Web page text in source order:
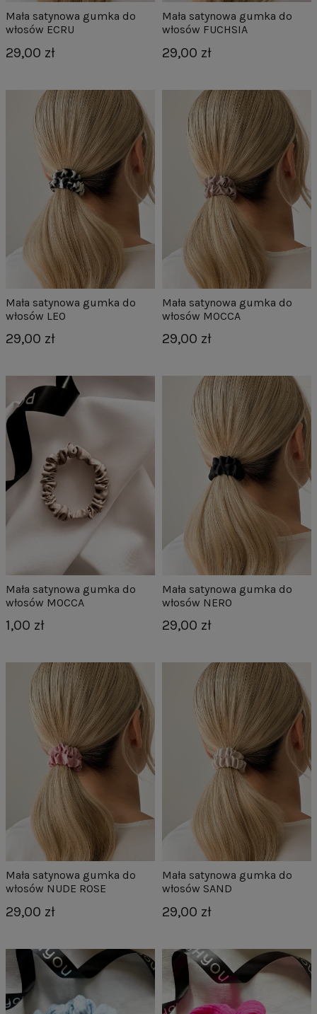
Mała satynowa gumka do
włosów ECRU
29,00 zł
Mała satynowa gumka do
włosów FUCHSIA
29,00 zł
Mała satynowa gumka do
włosów LEO
29,00 zł
Mała satynowa gumka do
włosów MOCCA
29,00 zł
Mała satynowa gumka do
włosów MOCCA
1,00 zł
Mała satynowa gumka do
włosów NERO
29,00 zł
Mała satynowa gumka do
włosów NUDE ROSE
29,00 zł
Mała satynowa gumka do
włosów SAND
29,00 zł